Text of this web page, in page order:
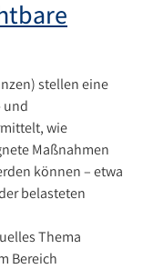
stellen eine
und
wie
Maßnahmen
können – etwa
belasteten
Thema
Bereich